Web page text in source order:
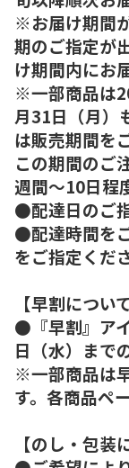
※お届け期間
期のご指定が
け期間内にお
※一部商品は
月31日（月）
は販売期間を
この期間のご
週間～10日程
●配達日のご
●配達時間を
をご指定くだ
【早割について
●『早割』ア
日（水）まで
※一部商品は
す。各商品ペ
【のし・包装